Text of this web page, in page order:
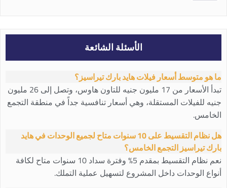
الأسئلة الشائعة
ما هو متوسط أسعار فيلات هايد بارك تيراسيز؟
تبدأ الأسعار من 17 مليون جنيه للتاون هاوس، وتصل إلى 26 مليون
جنيه للفيلات المستقلة، وهي أسعار تنافسية جداً في منطقة التجمع
الخامس.
هل نظام التقسيط على 10 سنوات متاح لجميع الوحدات في هايد
بارك تيراسيز التجمع الخامس؟
نعم نظام التقسيط بمقدم 5% وفترة سداد 10 سنوات متاح لكافة
أنواع الوحدات داخل المشروع لتسهيل عملية التملك.